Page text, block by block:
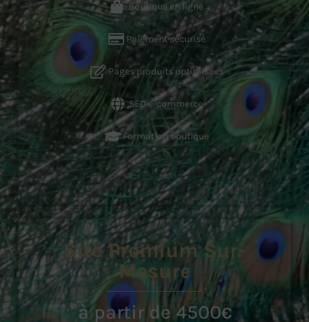
Boutique en ligne
Paiement sécurisé
Pages produits optimisées
SEO e-commerce
Formation boutique
Site Premium Sur-
Mesure
à partir de 4500€